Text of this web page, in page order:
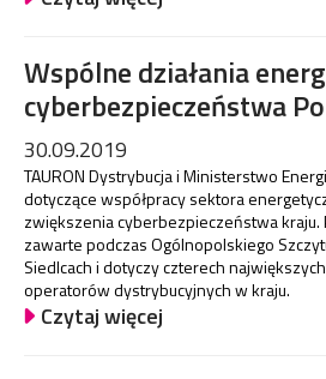
Wspólne działania
cyberbezpieczeństwa
30.09.2019
TAURON Dystrybucja i Ministerstwo
dotyczące współpracy sektora
zwiększenia cyberbezpieczeństwa kraju.
zawarte podczas Ogólnopolskiego
Siedlcach i dotyczy czterech
operatorów dystrybucyjnych w kraju.
Czytaj więcej